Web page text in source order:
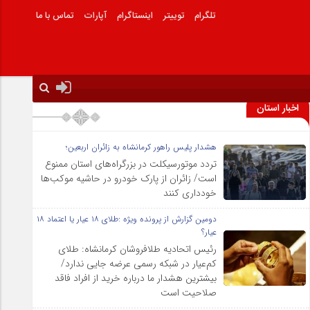
تلگرام توییتر اینستاگرام آپارات تماس با ما
اخبار استان
هشدار پلیس راهور کرمانشاه به زائران اربعین؛
تردد موتورسیکلت در بزرگراه‌های استان ممنوع
است/ زائران از پارک خودرو در حاشیه موکب‌ها
خودداری کنند
دومین گزارش از پرونده ویژه :طلای ۱۸ عیار یا اعتماد ۱۸
عیار؟
رئیس اتحادیه طلافروشان کرمانشاه: طلای
کم‌عیار در شبکه رسمی عرضه جایی ندارد/
بیشترین هشدار ما درباره خرید از افراد فاقد
صلاحیت است